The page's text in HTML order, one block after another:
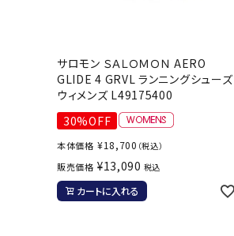
サロモン ＳＡＬＯＭＯＮ AERO
GLIDE 4 GRVL ランニングシューズ
ウィメンズ L49175400
30%OFF
本体価格 ¥18,700 （税込）
販売価格 ¥13,090 税込
カートに入れる